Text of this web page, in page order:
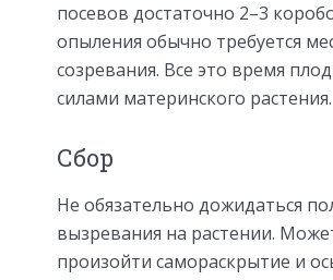
посевов достаточно 2–3
опыления обычно требуется
созревания. Все это время
силами материнского растения.
Сбор
Не обязательно дожидаться
вызревания на растении.
произойти самораскрытие и